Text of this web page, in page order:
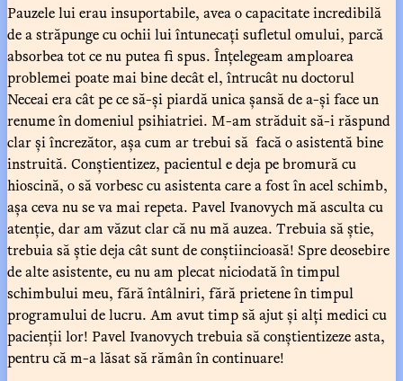
Pauzele lui erau insuportabile, avea o capacitate incredibilă
de a străpunge cu ochii lui întunecați sufletul omului, parcă
absorbea tot ce nu putea fi spus. Înțelegeam amploarea
problemei poate mai bine decât el, întrucât nu doctorul
Neceai era cât pe ce să-și piardă unica șansă de a-și face un
renume în domeniul psihiatriei. M-am străduit să-i răspund
clar și încrezător, așa cum ar trebui să facă o asistentă bine
instruită. Conștientizez, pacientul e deja pe bromură cu
hioscină, o să vorbesc cu asistenta care a fost în acel schimb,
așa ceva nu se va mai repeta. Pavel Ivanovych mă asculta cu
atenție, dar am văzut clar că nu mă auzea. Trebuia să știe,
trebuia să știe deja cât sunt de conștiincioasă! Spre deosebire
de alte asistente, eu nu am plecat niciodată în timpul
schimbului meu, fără întâlniri, fără prietene în timpul
programului de lucru. Am avut timp să ajut și alți medici cu
pacienții lor! Pavel Ivanovych trebuia să conștientizeze asta,
pentru că m-a lăsat să rămân în continuare!